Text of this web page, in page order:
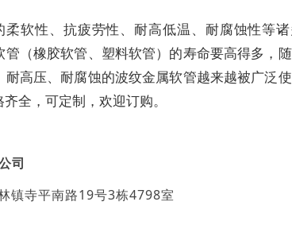
柔软性、抗疲劳性、耐高低温、耐腐蚀性等
管（橡胶软管、塑料软管）的寿命要高得多，
高压、耐腐蚀的波纹金属软管越来越被广泛
全，可定制，欢迎订购。
司
镇寺平南路19号3栋4798室